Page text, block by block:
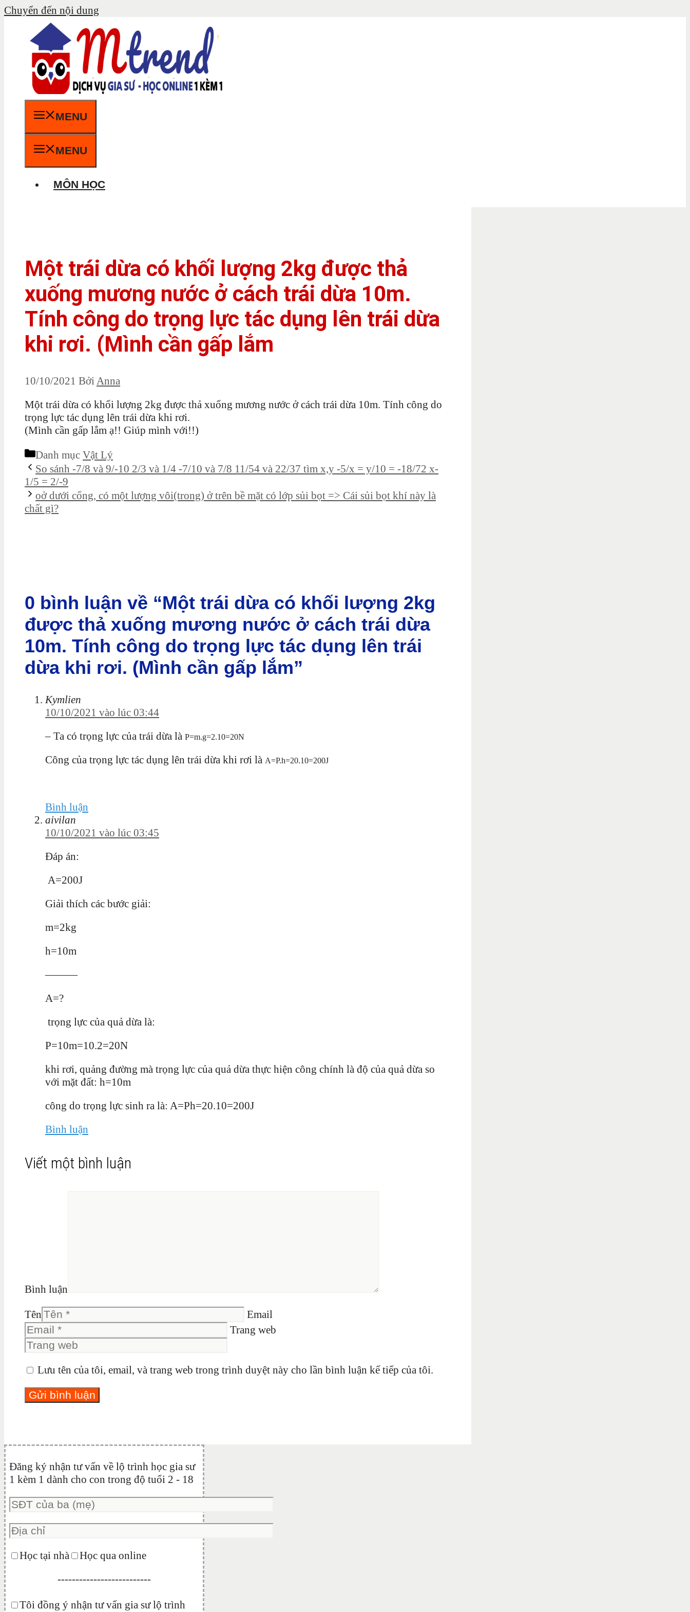
Chuyển đến nội dung
MENU
MENU
MÔN HỌC
Một trái dừa có khối lượng 2kg được thả
xuống mương nước ở cách trái dừa 10m.
Tính công do trọng lực tác dụng lên trái dừa
khi rơi. (Mình cần gấp lắm
10/10/2021 Bởi Anna
Một trái dừa có khối lượng 2kg được thả xuống mương nước ở cách trái dừa 10m. Tính công do
trọng lực tác dụng lên trái dừa khi rơi.
(Mình cần gấp lắm ạ!! Giúp mình với!!)
Danh mục Vật Lý
So sánh -7/8 và 9/-10 2/3 và 1/4 -7/10 và 7/8 11/54 và 22/37 tìm x,y -5/x = y/10 = -18/72 x-
1/5 = 2/-9
oở dưới cống, có một lượng vôi(trong) ở trên bề mặt có lớp sủi bọt => Cái sủi bọt khí này là
chất gì?
0 bình luận về “Một trái dừa có khối lượng 2kg
được thả xuống mương nước ở cách trái dừa
10m. Tính công do trọng lực tác dụng lên trái
dừa khi rơi. (Mình cần gấp lắm”
Kymlien
10/10/2021 vào lúc 03:44
– Ta có trọng lực của trái dừa là P=m.g=2.10=20N
Công của trọng lực tác dụng lên trái dừa khi rơi là A=P.h=20.10=200J
Bình luận
aivilan
10/10/2021 vào lúc 03:45
Đáp án:
A=200J
Giải thích các bước giải:
m=2kg
h=10m
———
A=?
trọng lực của quả dừa là:
P=10m=10.2=20N
khi rơi, quảng đường mà trọng lực của quả dừa thực hiện công chính là độ của quả dừa so
với mặt đất: h=10m
công do trọng lực sinh ra là: A=Ph=20.10=200J
Bình luận
Viết một bình luận
Bình luận
Tên
Email
Trang web
Lưu tên của tôi, email, và trang web trong trình duyệt này cho lần bình luận kế tiếp của tôi.
Đăng ký nhận tư vấn về lộ trình học gia sư
1 kèm 1 dành cho con trong độ tuổi 2 - 18
Học tại nhà
Học qua online
--------------------------
Tôi đồng ý nhận tư vấn gia sư lộ trình